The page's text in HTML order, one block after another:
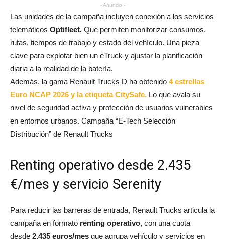
- Anuncio -
Las unidades de la campaña incluyen conexión a los servicios
telemáticos Optifleet. Que permiten monitorizar consumos,
rutas, tiempos de trabajo y estado del vehículo. Una pieza
clave para explotar bien un eTruck y ajustar la planificación
diaria a la realidad de la batería.
Además, la gama Renault Trucks D ha obtenido 4 estrellas
Euro NCAP 2026 y la etiqueta CitySafe. Lo que avala su
nivel de seguridad activa y protección de usuarios vulnerables
en entornos urbanos. Campaña “E‑Tech Selección
Distribución” de Renault Trucks
Renting operativo desde 2.435
€/mes y servicio Serenity
Para reducir las barreras de entrada, Renault Trucks articula la
campaña en formato renting operativo, con una cuota
desde 2.435 euros/mes que agrupa vehículo y servicios en